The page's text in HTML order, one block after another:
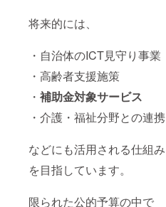
将来的には、
・自治体のICT見守り事業
・高齢者支援施策
・ 補助金対象サービス
・介護・福祉分野との連携
などにも活用される仕組み
を目指しています。
限られた公的予算の中で